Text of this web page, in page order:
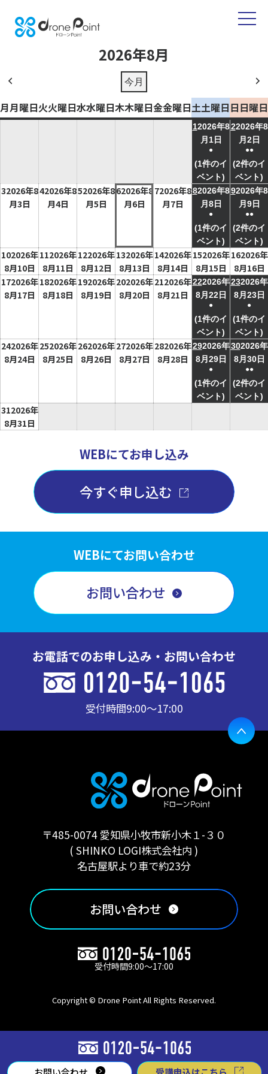
2026年8月
へ
今月
へ
月月曜日火火曜日水水曜日木木曜日金金曜日土土曜日日日曜日
12026年8
月1日
●
(1件のイ
ベント)
22026年8
月2日
●●
(2件のイ
ベント)
32026年8
月3日
42026年8
月4日
52026年8
月5日
62026年8
月6日
72026年8
月7日
82026年8
月8日
●
(1件のイ
ベント)
92026年8
月9日
●●
(2件のイ
ベント)
102026年
8月10日
112026年
8月11日
122026年
8月12日
132026年
8月13日
142026年
8月14日
152026年
8月15日
162026年
8月16日
172026年
8月17日
182026年
8月18日
192026年
8月19日
202026年
8月20日
212026年
8月21日
222026年
8月22日
●
(1件のイ
ベント)
232026年
8月23日
●
(1件のイ
ベント)
242026年
8月24日
252026年
8月25日
262026年
8月26日
272026年
8月27日
282026年
8月28日
292026年
8月29日
●
(1件のイ
ベント)
302026年
8月30日
●●
(2件のイ
ベント)
312026年
8月31日
WEBにてお申し込み
今すぐ申し込む
WEBにてお問い合わせ
お問い合わせ
お電話でのお申し込み・お問い合わせ
受付時間9:00〜17:00
〒485-0074 愛知県小牧市新小木１-３０
( SHINKO LOGI株式会社内 )
名古屋駅より車で約23分
お問い合わせ
受付時間9:00〜17:00
Copyright © Drone Point All Rights Reserved.